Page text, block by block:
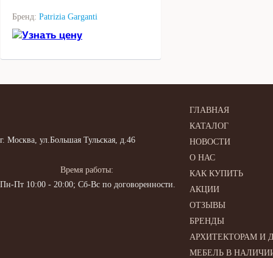
Бренд: Patrizia Garganti
Узнать цену
г. Москва, ул.Большая Тульская, д.46
Время работы:
Пн-Пт 10:00 - 20:00; Сб-Вс по договоренности.
ГЛАВНАЯ
КАТАЛОГ
НОВОСТИ
О НАС
КАК КУПИТЬ
АКЦИИ
ОТЗЫВЫ
БРЕНДЫ
АРХИТЕКТОРАМ И
МЕБЕЛЬ В